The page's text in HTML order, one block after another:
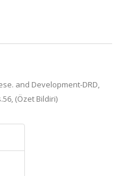
and Development-DRD,
(Özet Bildiri)